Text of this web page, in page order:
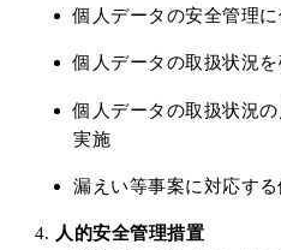
個人データの安全管理
個人データの取扱状況
個人データの取扱状況
実施
漏えい等事案に対応す
人的安全管理措置